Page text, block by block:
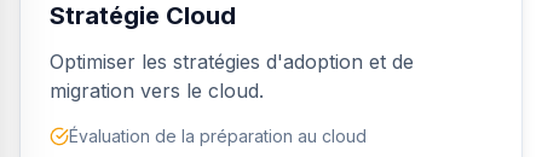
Stratégie Cloud
Optimiser les stratégies d'adoption et de
migration vers le cloud.
Évaluation de la préparation au cloud